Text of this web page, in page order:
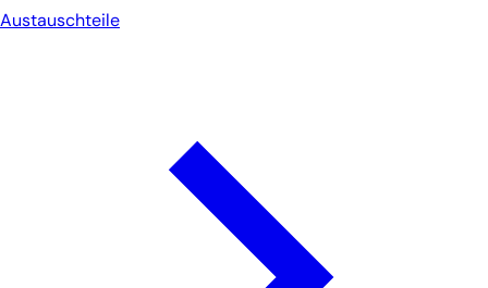
Austauschteile